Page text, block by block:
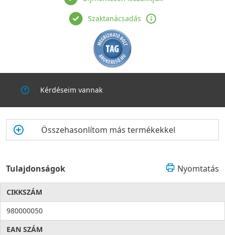
Szaktanácsadás
Kérdéseim vannak
Összehasonlítom más termékekkel
Tulajdonságok Nyomtatás
CIKKSZÁM
980000050
EAN SZÁM